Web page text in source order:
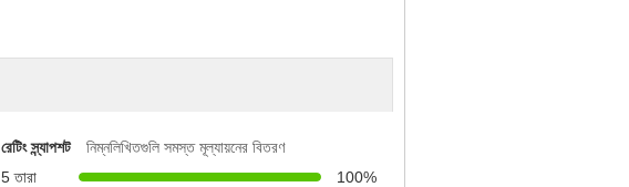
রেটিং স্ন্যাপশট
নিম্নলিখিতগুলি সমস্ত মূল্যায়নের বিতরণ
5 তারা
100%